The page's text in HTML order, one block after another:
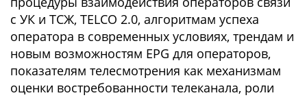
с УК и ТСЖ, TELCO 2.0, алгоритмам успеха
оператора в современных условиях, трендам и
новым возможностям EPG для операторов,
показателям телесмотрения как механизмам
оценки востребованности телеканала, роли